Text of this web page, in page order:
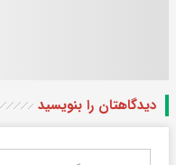
دیدگاهتان را بنویسید